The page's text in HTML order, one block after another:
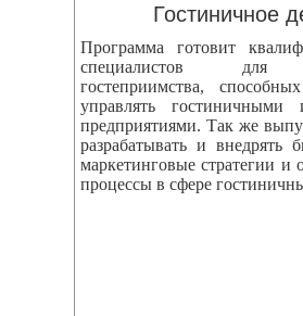
Гостиничное
Программа готовит
специалистов для
гостеприимства,
управлять
предприятиями. Так же
разрабатывать и внедрять
маркетинговые стратегии и
процессы в сфере